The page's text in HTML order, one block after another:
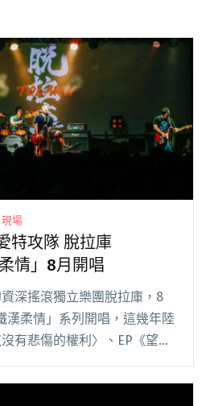
場
特攻隊 脫拉庫
情」8月開唱
深搖滾獨立樂團脫拉庫，8
漢柔情」系列開唱，這幾年陸
有悲傷的權利〉、EP《望你
這次大叔們要組成「求愛特